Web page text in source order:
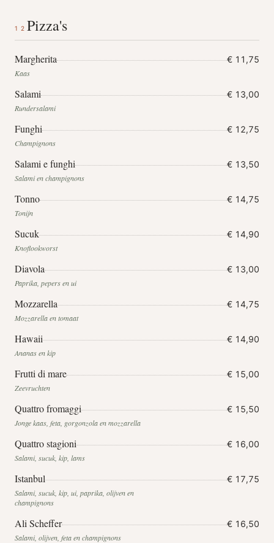
12 Pizza's
Margherita € 11,75
Kaas
Salami € 13,00
Rundersalami
Funghi € 12,75
Champignons
Salami e funghi € 13,50
Salami en champignons
Tonno € 14,75
Tonijn
Sucuk € 14,90
Knoflookworst
Diavola € 13,00
Paprika, pepers en ui
Mozzarella € 14,75
Mozzarella en tomaat
Hawaii € 14,90
Ananas en kip
Frutti di mare € 15,00
Zeevruchten
Quattro fromaggi € 15,50
Jonge kaas, feta, gorgonzola en mozzarella
Quattro stagioni € 16,00
Salami, sucuk, kip, lams
Istanbul € 17,75
Salami, sucuk, kip, ui, paprika, olijven en
champignons
Ali Scheffer € 16,50
Salami, olijven, feta en champignons